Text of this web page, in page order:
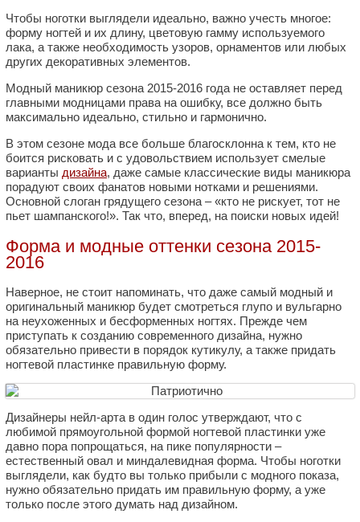
Чтобы ноготки выглядели идеально, важно учесть многое:
форму ногтей и их длину, цветовую гамму используемого
лака, а также необходимость узоров, орнаментов или любых
других декоративных элементов.
Модный маникюр сезона 2015-2016 года не оставляет перед
главными модницами права на ошибку, все должно быть
максимально идеально, стильно и гармонично.
В этом сезоне мода все больше благосклонна к тем, кто не
боится рисковать и с удовольствием использует смелые
варианты дизайна, даже самые классические виды маникюра
порадуют своих фанатов новыми нотками и решениями.
Основной слоган грядущего сезона – «кто не рискует, тот не
пьет шампанского!». Так что, вперед, на поиски новых идей!
Форма и модные оттенки сезона 2015-
2016
Наверное, не стоит напоминать, что даже самый модный и
оригинальный маникюр будет смотреться глупо и вульгарно
на неухоженных и бесформенных ногтях. Прежде чем
приступать к созданию современного дизайна, нужно
обязательно привести в порядок кутикулу, а также придать
ногтевой пластинке правильную форму.
Дизайнеры нейл-арта в один голос утверждают, что с
любимой прямоугольной формой ногтевой пластинки уже
давно пора попрощаться, на пике популярности –
естественный овал и миндалевидная форма. Чтобы ноготки
выглядели, как будто вы только прибыли с модного показа,
нужно обязательно придать им правильную форму, а уже
только после этого думать над дизайном.